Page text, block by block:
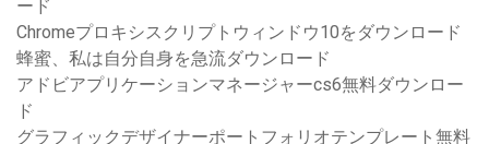
ード
Chromeプロキシスクリプトウィンドウ10をダウンロード
蜂蜜、私は自分自身を急流ダウンロード
アドビアプリケーションマネージャーcs6無料ダウンロー
ド
グラフィックデザイナーポートフォリオテンプレート無料